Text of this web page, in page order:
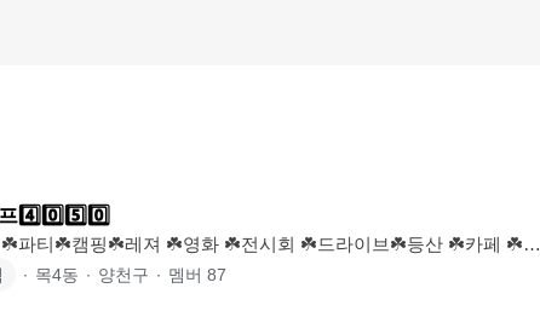
4️⃣0️⃣5️⃣0️⃣
파티☘️캠핑☘️레져 ☘️영화 ☘️전시회 ☘️드라이브☘️등산 ☘️카페 ☘️봉
든~💕 💝축하드립니다💝 ❤️싱라 공식 커플❤️ 싱라
∙ 목4동 ∙ 양천구 ∙ 멤버 87